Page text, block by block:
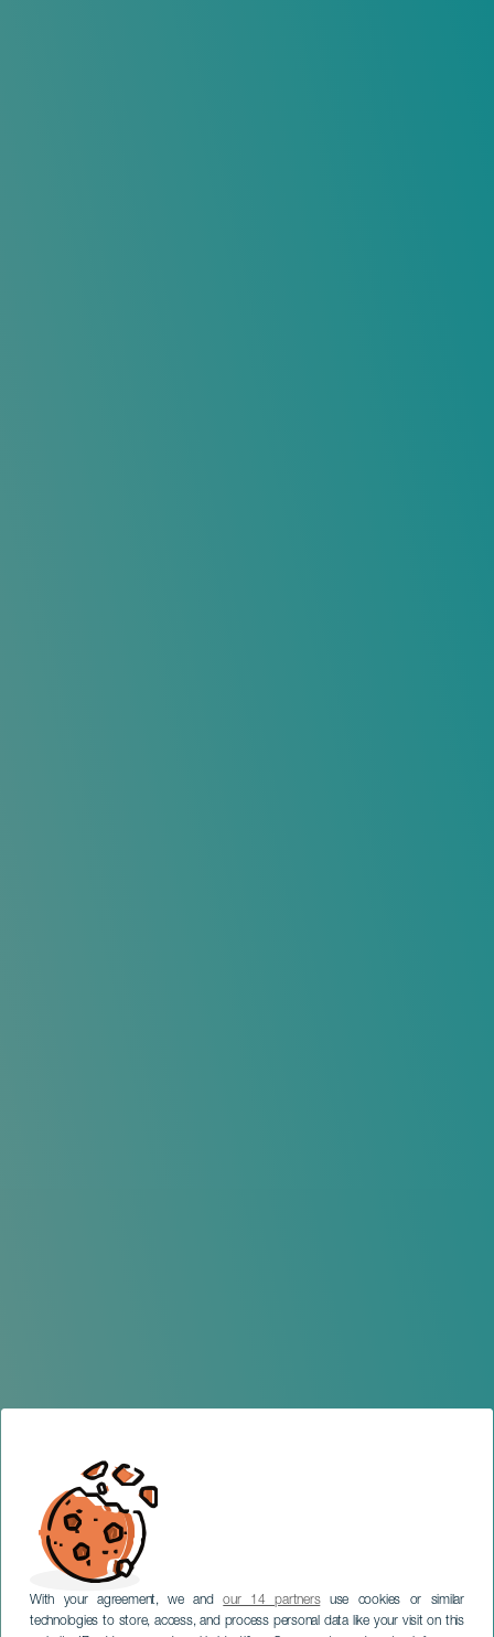
With your agreement, we andour 14 partnersuse cookies or similar
technologies to store, access, and process personal data like your visit on this